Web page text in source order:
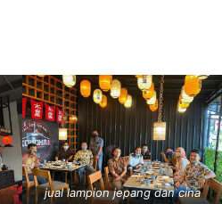
jual lampion jepang dan cina